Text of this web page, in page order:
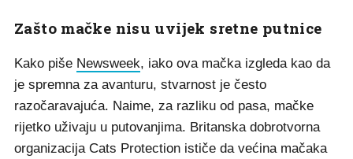
Zašto mačke nisu uvijek sretne putnice
Kako piše Newsweek, iako ova mačka izgleda kao da
je spremna za avanturu, stvarnost je često
razočaravajuća. Naime, za razliku od pasa, mačke
rijetko uživaju u putovanjima. Britanska dobrotvorna
organizacija Cats Protection ističe da većina mačaka